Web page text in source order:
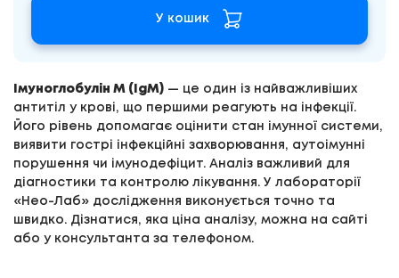
Імуноглобулін М (IgM) — це один із найважливіших
антитіл у крові, що першими реагують на інфекції.
Його рівень допомагає оцінити стан імунної системи,
виявити гострі інфекційні захворювання, аутоімунні
порушення чи імунодефіцит. Аналіз важливий для
діагностики та контролю лікування. У лабораторії
«Нео-Лаб» дослідження виконується точно та
швидко. Дізнатися, яка ціна аналізу, можна на сайті
або у консультанта за телефоном.
У кошик